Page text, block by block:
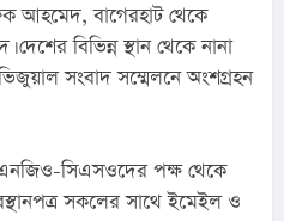
আহমেদ, বাগেরহাট থেকে
বিভিন্ন স্থান থেকে নানা
সংবাদ সম্মেলনে অংশগ্রহন
এনজিও-সিএসওদের পক্ষ থেকে
সকলের সাথে ইমেইল ও